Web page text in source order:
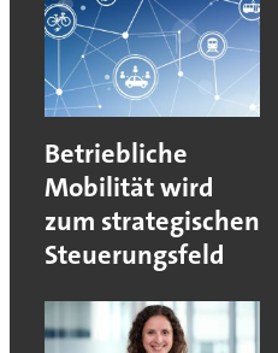
Betriebliche
Mobilität wird
zum strategischen
Steuerungsfeld